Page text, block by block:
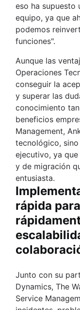
eso ha supuesto
equipo, ya que
podemos
funciones".
Aunque las
Operaciones
conseguir la
y superar las
conocimiento
beneficios
Management,
tecnológico,
ejecutivo, ya
y de migración
entusiasta.
rápida
Junto con su
Dynamics, The
Service